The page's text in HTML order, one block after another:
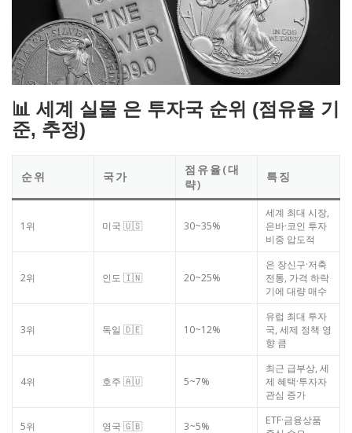
📊 세계 실물 은 투자국 순위 (점유율 기
준, 추정)
순위 국가
점유율(대
략)
특징
1위 미국 🇺🇸 30~35%
세계 최대 시장,
은바·코인 투자
비중 압도적
2위 인도 🇮🇳 20~25%
은 장신구·저축
전통, 가격 하락
기에 대량 매수
3위 독일 🇩🇪 10~12%
유럽 최대 투자
국, 세제 정책 영
향 큼
4위 호주 🇦🇺 5~7%
최근 급부상, 세
제 혜택·투자자
관심 증가
5위 영국 🇬🇧 3~5%
ETF·금융상품